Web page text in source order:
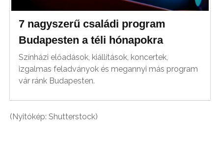
7 nagyszerű családi program
Budapesten a téli hónapokra
Színházi előadások, kiállítások, koncertek,
izgalmas feladványok és megannyi más program
vár ránk Budapesten.
(Nyitókép: Shutterstock)